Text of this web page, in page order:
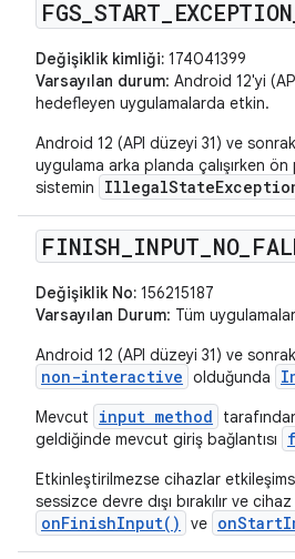
FGS START EXCEPTION
Değişiklik kimliği: 174041399
Varsayılan durum: Android 12'yi
hedefleyen uygulamalarda etkin.
Android 12 (API düzeyi 31) ve
uygulama arka planda çalışırken
sistemin
FINISH INPUT NO_
Değişiklik No: 156215187
Varsayılan Durum: Tüm
Android 12 (API düzeyi 31) ve
non-interactive olduğunda
Mevcut
input method
geldiğinde mevcut giriş bağlantısı
Etkinleştirilmezse cihazlar
sessizce devre dışı bırakılır ve
onFinishInput() ve